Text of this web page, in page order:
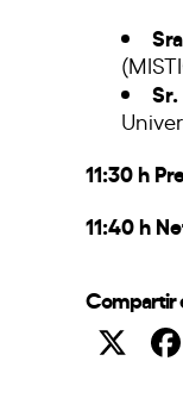
11:30 h
11:40 h
Compartir